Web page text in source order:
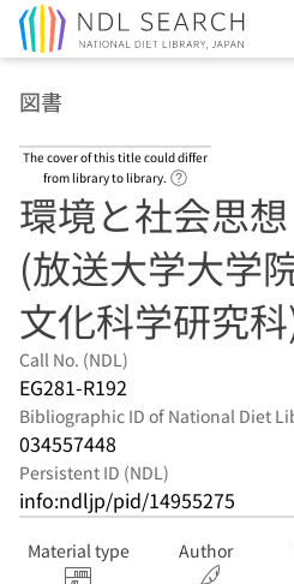
図書
The cover of this title could differ
from library to library.
環境と社会思想
(放送大学大学
文化科学研究
Call No. (NDL)
EG281-R192
Bibliographic ID of National Diet
034557448
Persistent ID (NDL)
info:ndljp/pid/14955275
Material type Author